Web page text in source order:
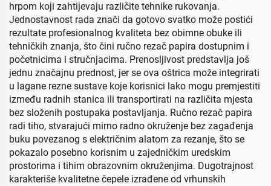
hrpom koji zahtijevaju različite tehnike rukovanja.
Jednostavnost rada znači da gotovo svatko može postići
rezultate profesionalnog kvaliteta bez obimne obuke ili
tehničkih znanja, što čini ručno rezač papira dostupnim i
početnicima i stručnjacima. Prenosljivost predstavlja još
jednu značajnu prednost, jer se ova oštrica može integrirati
u lagane rezne sustave koje korisnici lako mogu premjestiti
između radnih stanica ili transportirati na različita mjesta
bez složenih postupaka postavljanja. Ručno rezač papira
radi tiho, stvarajući mirno radno okruženje bez zagađenja
buku povezanog s električnim alatom za rezanje, što se
pokazalo posebno korisnim u zajedničkim uredskim
prostorima i tihim obrazovnim okruženjima. Dugotrajnost
karakteriše kvalitetne čepele izrađene od vrhunskih